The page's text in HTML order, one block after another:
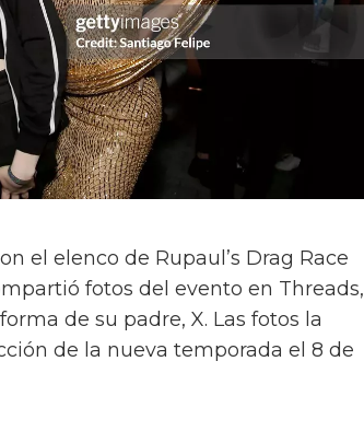
el elenco de Rupaul’s Drag Race
fotos del evento en Threads,
de su padre, X. Las fotos la
de la nueva temporada el 8 de